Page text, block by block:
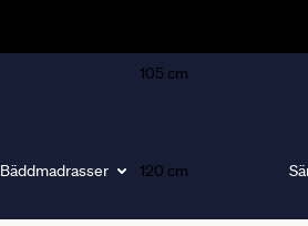
Bäddmadrasser
105 cm
120 cm